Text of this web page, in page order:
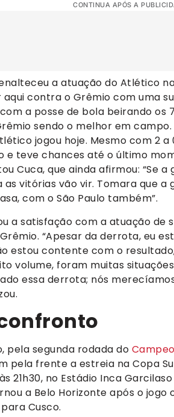
CONTINUA APÓS A
a atuação do Atlético
aqui contra o Grêmio com uma
a posse de bola beirando os
sendo o melhor em
jogou hoje. Mesmo com 2
e teve chances até o último
Cuca, que ainda afirmou: “Se
vitórias vão vir. Tomara que a
com o São Paulo também”.
a satisfação com a atuação de
“Apesar da derrota, eu
estou contente com o
volume, foram muitas
essa derrota; nós
pela segunda rodada do
pela frente a estreia na Copa
21h30, no Estádio Inca
a Belo Horizonte após o jogo
Cusco.